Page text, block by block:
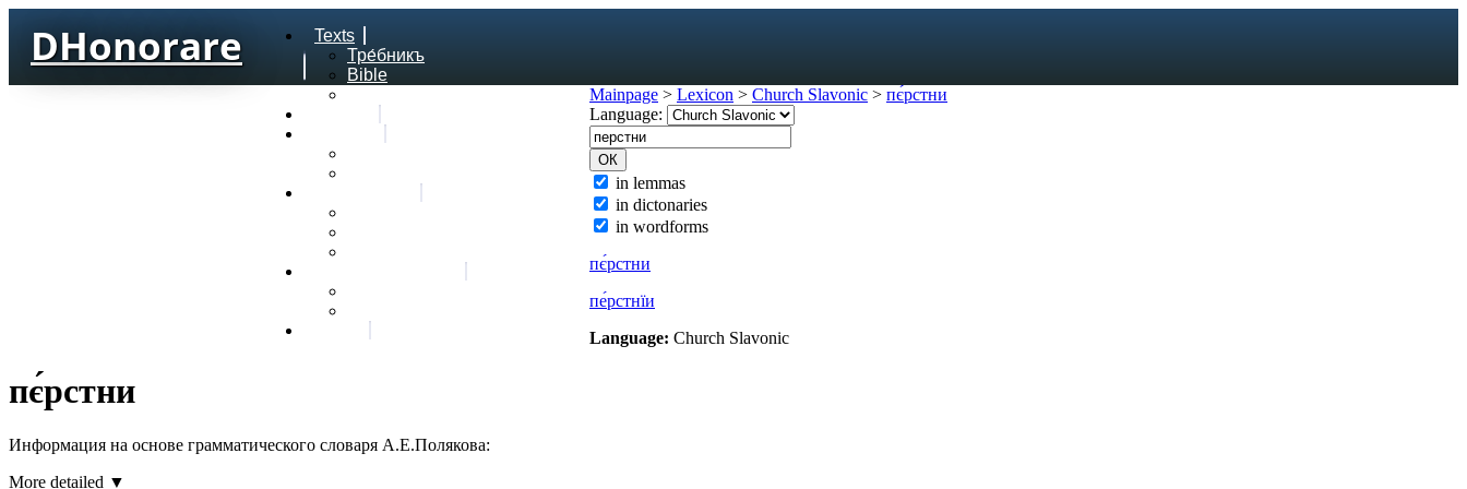
DHonorare
Texts
Тре́бникъ
Bible
Mainpage > Lexicon > Church Slavonic > пє́рстни
Language:
in lemmas
in dictonaries
in wordforms
пє́рстни
пе́рстнїи
Language: Church Slavonic
пє́рстни
Информация на основе грамматического словаря А.Е.Полякова:
More detailed ▼